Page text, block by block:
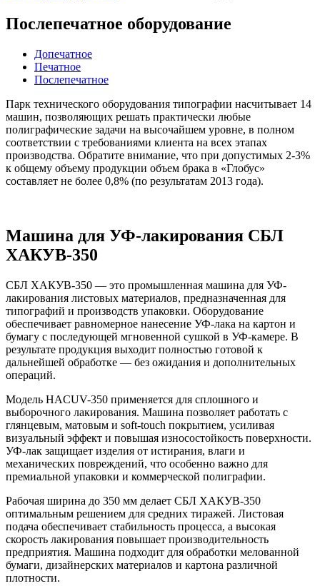
Послепечатное оборудование
Допечатное
Печатное
Послепечатное
Парк технического оборудования типографии насчитывает 14
машин, позволяющих решать практически любые
полиграфические задачи на высочайшем уровне, в полном
соответствии с требованиями клиента на всех этапах
производства. Обратите внимание, что при допустимых 2-3%
к общему объему продукции объем брака в «Глобус»
составляет не более 0,8% (по результатам 2013 года).
Машина для УФ-лакирования СБЛ
ХАКУВ-350
СБЛ ХАКУВ-350 — это промышленная машина для УФ-
лакирования листовых материалов, предназначенная для
типографий и производств упаковки. Оборудование
обеспечивает равномерное нанесение УФ-лака на картон и
бумагу с последующей мгновенной сушкой в УФ-камере. В
результате продукция выходит полностью готовой к
дальнейшей обработке — без ожидания и дополнительных
операций.
Модель HACUV-350 применяется для сплошного и
выборочного лакирования. Машина позволяет работать с
глянцевым, матовым и soft-touch покрытием, усиливая
визуальный эффект и повышая износостойкость поверхности.
УФ-лак защищает изделия от истирания, влаги и
механических повреждений, что особенно важно для
премиальной упаковки и коммерческой полиграфии.
Рабочая ширина до 350 мм делает СБЛ ХАКУВ-350
оптимальным решением для средних тиражей. Листовая
подача обеспечивает стабильность процесса, а высокая
скорость лакирования повышает производительность
предприятия. Машина подходит для обработки мелованной
бумаги, дизайнерских материалов и картона различной
плотности.